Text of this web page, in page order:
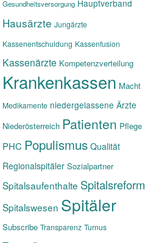
Gesundheitsversorgung Hauptverband
Hausärzte Jungärzte
Kassenentschuldung Kassenfusion
Kassenärzte Kompetenzverteilung
Krankenkassen Macht
Medikamente niedergelassene Ärzte
Niederösterreich Patienten Pflege
PHC Populismus Qualität
Regionalspitäler Sozialpartner
Spitalsaufenthalte Spitalsreform
Spitalswesen Spitäler
Subscribe Transparenz Turnus